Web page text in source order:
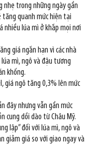
nhẹ trong những ngày gần
tăng quanh mức hiện tại
nhiều lúa mì ở khắp mọi nơi
giá ngắn hạn vì các nhà
mì, ngô và đậu tương
khống.
giá ngô tăng 0,3% lên mức
đây nhưng vẫn gần mức
cung dồi dào từ Châu Mỹ.
lập” đối với lúa mì, ngô và
giảm giá so với giao ngay và